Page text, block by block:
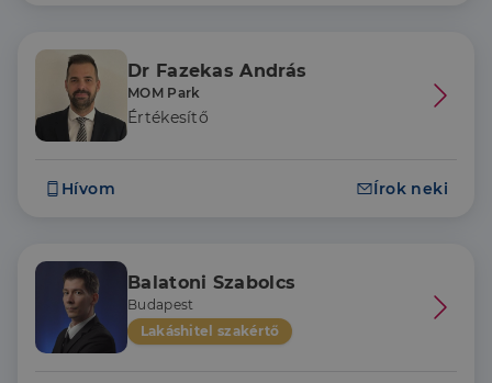
Dr Fazekas András
MOM Park
Értékesítő
Hívom Írok neki
Balatoni Szabolcs
Budapest
Lakáshitel szakértő